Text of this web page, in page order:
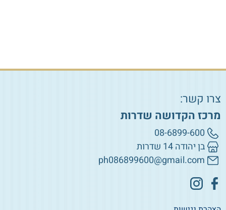
צרו קשר:
מרכז הקדושה שדרות
08-6899-600
בן יהודה 14 שדרות
ph086899600@gmail.com